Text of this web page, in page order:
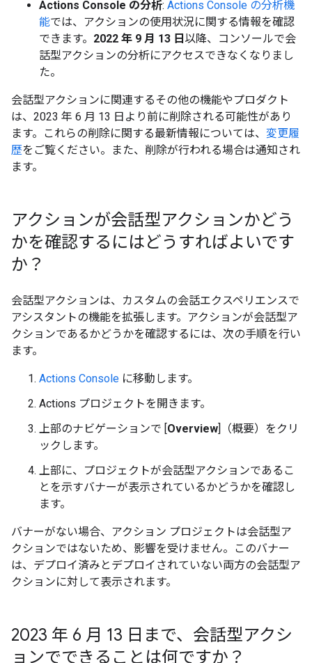
Actions Console の分析: Actions Console の分析機
能では、アクションの使用状況に関する情報を確認
できます。 2022 年 9 月 13 日 以降、コンソールで会
話型アクションの分析にアクセスできなくなりまし
た。
会話型アクションに関連するその他の機能やプロダクト
は、2023 年 6 月 13 日より前に削除される可能性があり
ます。これらの削除に関する最新情報については、 変更履
歴をご覧ください。また、削除が行われる場合は通知され
ます。
アクションが会話型アクションかどう
かを確認するにはどうすればよいです
か？
会話型アクションは、カスタムの会話エクスペリエンスで
アシスタントの機能を拡張します。アクションが会話型ア
クションであるかどうかを確認するには、次の手順を行い
ます。
Actions Console に移動します。
Actions プロジェクトを開きます。
上部のナビゲーションで [Overview]（概要）をクリ
ックします。
上部に、プロジェクトが会話型アクションであるこ
とを示すバナーが表示されているかどうかを確認し
ます。
バナーがない場合、アクション プロジェクトは会話型ア
クションではないため、影響を受けません。このバナー
は、デプロイ済みとデプロイされていない両方の会話型ア
クションに対して表示されます。
2023 年 6 月 13 日まで、会話型アクシ
ョンでできることは何ですか？